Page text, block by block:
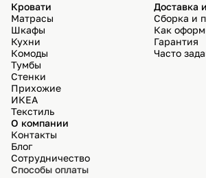
Кровати
Матрасы
Шкафы
Кухни
Комоды
Тумбы
Стенки
Прихожие
ИКЕА
Текстиль
Доставка
Сборка и
Как
Гарантия
Часто
О компании
Контакты
Блог
Сотрудничество
Способы оплаты